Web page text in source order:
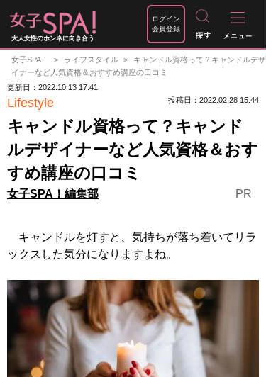
大人女性のホンネに向き合う
ログイン
会員登録
女子SPA！ ライフスタイル
キャンドル資格って？キャンドルデザ
イナーなど人気資格＆おすすめ講座の口コミ
更新日：2022.10.13 17:41
Lifestyle 投稿日：2022.02.28 15:44
キャンドル資格って？キャンド
ルデザイナーなど人気資格＆おす
すめ講座の口コミ
女子SPA！編集部 PR
キャンドルを灯すと、気持ちが落ち着いてリラ
ックスした気分になりますよね。